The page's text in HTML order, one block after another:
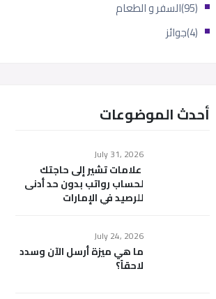
السفر و الطعام
(95)
جوائز (4)
أحدث الموضوعات
July 31, 2026
علامات تشير إلى حاجتك
لحساب رواتب بدون حد أدنى
للرصيد في الإمارات
July 24, 2026
ما هي ميزة أرسل الآن وسدد
لاحقاً؟